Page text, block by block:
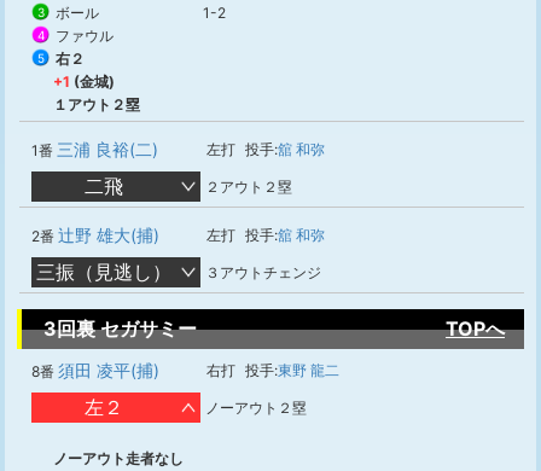
3 ボール 1-2
4 ファウル
5
右２
+1 (金城)
１アウト２塁
1番 三浦 良裕(二) 左打 投手:舘 和弥
二飛 ２アウト２塁
2番 辻野 雄大(捕) 左打 投手:舘 和弥
三振（見逃し） ３アウトチェンジ
3回裏 セガサミー TOPへ
8番 須田 凌平(捕) 右打 投手:東野 龍二
左２ ノーアウト２塁
ノーアウト走者なし